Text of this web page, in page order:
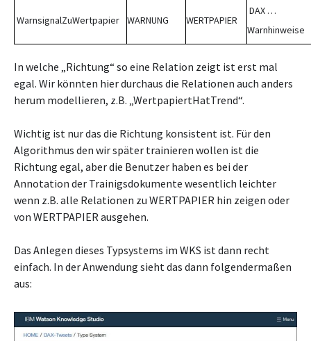
WarnsignalZuWertpapier WARNUNG WERTPAPIER
DAX …
Warnhinweise
In welche „Richtung“ so eine Relation zeigt ist erst mal
egal. Wir könnten hier durchaus die Relationen auch anders
herum modellieren, z.B. „WertpapiertHatTrend“.
Wichtig ist nur das die Richtung konsistent ist. Für den
Algorithmus den wir später trainieren wollen ist die
Richtung egal, aber die Benutzer haben es bei der
Annotation der Trainigsdokumente wesentlich leichter
wenn z.B. alle Relationen zu WERTPAPIER hin zeigen oder
von WERTPAPIER ausgehen.
Das Anlegen dieses Typsystems im WKS ist dann recht
einfach. In der Anwendung sieht das dann folgendermaßen
aus: